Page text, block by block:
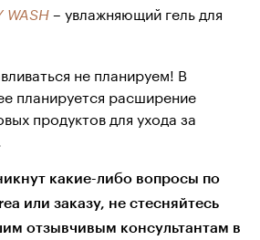
WASH – увлажняющий гель для
не планируем! В
планируется расширение
продуктов для ухода за
какие-либо вопросы по
или заказу, не стесняйтесь
отзывчивым консультантам в